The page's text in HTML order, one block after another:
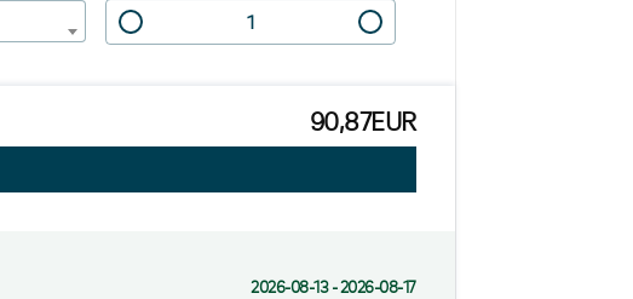
90,87EUR
2026-08-13 - 2026-08-17